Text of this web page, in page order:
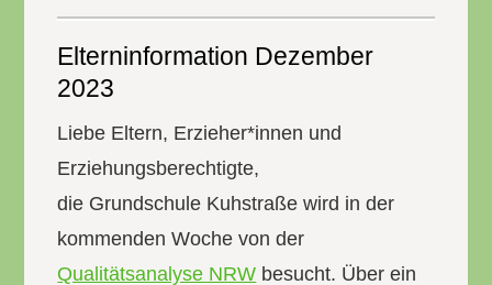
Elterninformation Dezember
2023
Liebe Eltern, Erzieher*innen und
Erziehungsberechtigte,
die Grundschule Kuhstraße wird in der
kommenden Woche von der
Qualitätsanalyse NRW besucht. Über ein